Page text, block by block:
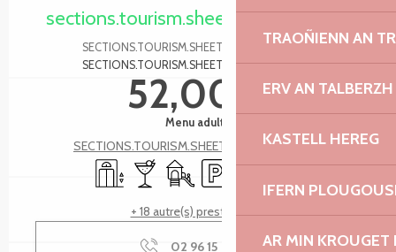
TRAOÑIENN AN
ERV AN TALBERZH
KASTELL HEREG
IFERN
AR MIN KROUGET
sections.tourism.sheet.periods.today
SECTIONS.TOURISM.SHEET.PERIODS.DETAILS
SECTIONS.TOURISM.SHEET.TARIFFS.FROMTO
52,00 €
Menu adulte
SECTIONS.TOURISM.SHEET.TARIFFS.SEE_ALL
AscenseurBar / Buvette
Jeux pour enfants / Espace jeux
ParkingPiscineTerrasse
+ 18 autre(s) prestation(s)
02 96 15 01